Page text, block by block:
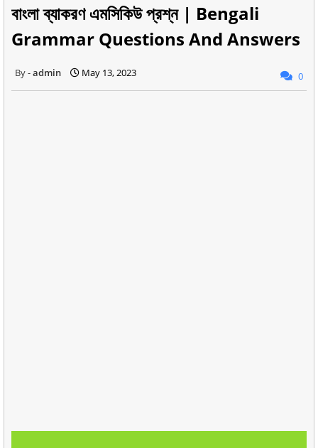
বাংলা ব্যাকরণ এমসিকিউ প্রশ্ন | Bengali
Grammar Questions And Answers
admin May 13, 2023 0